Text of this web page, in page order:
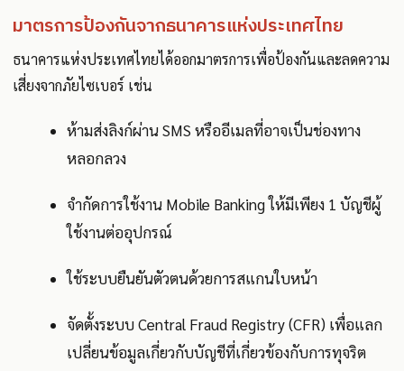
มาตรการป้องกันจากธนาคารแห่งประเทศไทย
ธนาคารแห่งประเทศไทยได้ออกมาตรการเพื่อป้องกันและลดความ
เสี่ยงจากภัยไซเบอร์ เช่น
ห้ามส่งลิงก์ผ่าน SMS หรืออีเมลที่อาจเป็นช่องทาง
หลอกลวง
จำกัดการใช้งาน Mobile Banking ให้มีเพียง 1 บัญชีผู้
ใช้งานต่ออุปกรณ์
ใช้ระบบยืนยันตัวตนด้วยการสแกนใบหน้า
จัดตั้งระบบ Central Fraud Registry (CFR) เพื่อแลก
เปลี่ยนข้อมูลเกี่ยวกับบัญชีที่เกี่ยวข้องกับการทุจริต